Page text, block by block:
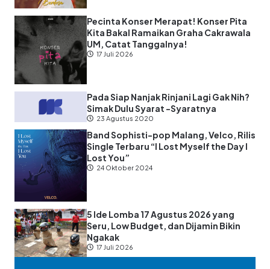
Pecinta Konser Merapat! Konser Pita
Kita Bakal Ramaikan Graha Cakrawala
UM, Catat Tanggalnya!
17 Juli 2026
Pada Siap Nanjak Rinjani Lagi Gak Nih?
Simak Dulu Syarat -Syaratnya
23 Agustus 2020
Band Sophisti-pop Malang, Velco, Rilis
Single Terbaru “I Lost Myself the Day I
Lost You”
24 Oktober 2024
5 Ide Lomba 17 Agustus 2026 yang
Seru, Low Budget, dan Dijamin Bikin
Ngakak
17 Juli 2026